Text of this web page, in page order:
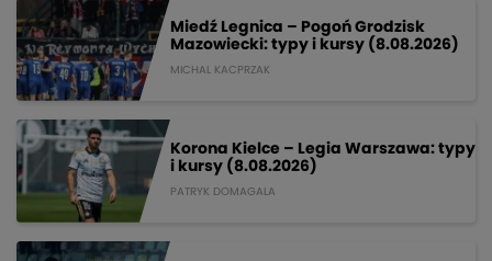
Miedź Legnica – Pogoń Grodzisk
Mazowiecki: typy i kursy (8.08.2026)
MICHAL KACPRZAK
Korona Kielce – Legia Warszawa: typy
i kursy (8.08.2026)
PATRYK DOMAGALA